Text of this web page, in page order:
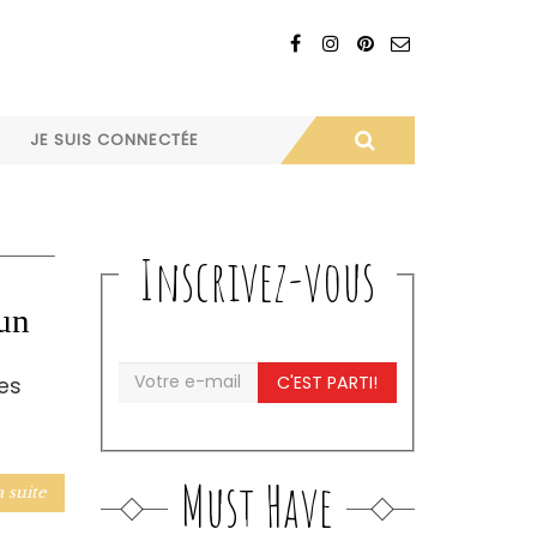
JE SUIS CONNECTÉE
suite
Inscrivez-vous
C'EST PARTI!
Must Have